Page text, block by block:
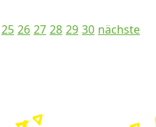
25 26 27 28 29 30 nächste